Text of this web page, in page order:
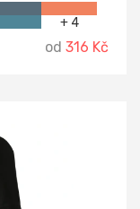
+ 4
od 316 Kč